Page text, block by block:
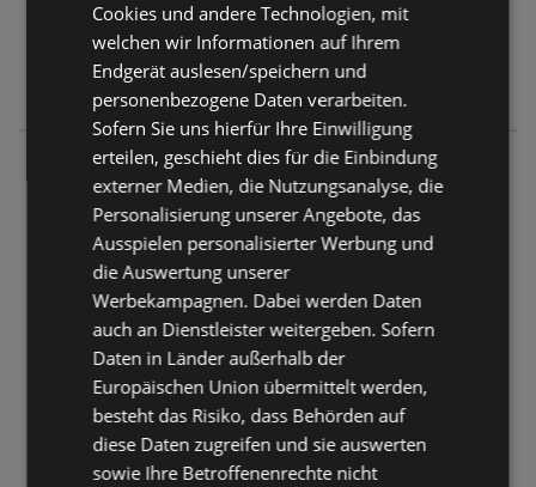
BILLA
Wienerstraße 9
3400 Klosterneuburg
ANGEBOTE: 301
FLUGBLÄTTER: 4
ENTFERNUNG: 510,62 km
Jetzt geöffnet
Montag - Freitag
07:40-20:00 Uhr
Samstag
07:40-18:00 Uhr
Cookies und andere Technologien, mit
welchen wir Informationen auf Ihrem
Endgerät auslesen/speichern und
personenbezogene Daten verarbeiten.
Sofern Sie uns hierfür Ihre Einwilligung
erteilen, geschieht dies für die Einbindung
externer Medien, die Nutzungsanalyse, die
Personalisierung unserer Angebote, das
Ausspielen personalisierter Werbung und
die Auswertung unserer
Werbekampagnen. Dabei werden Daten
auch an Dienstleister weitergeben. Sofern
Daten in Länder außerhalb der
Europäischen Union übermittelt werden,
besteht das Risiko, dass Behörden auf
diese Daten zugreifen und sie auswerten
sowie Ihre Betroffenenrechte nicht